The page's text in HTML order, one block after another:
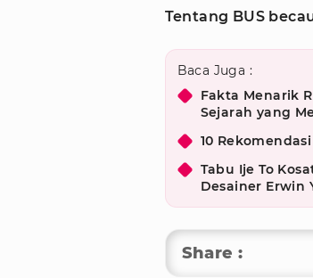
Tentang BUS
Baca Juga :
Fakta Menarik
Sejarah yang
10
Tabu Ije To
Desainer Erwin
Share :